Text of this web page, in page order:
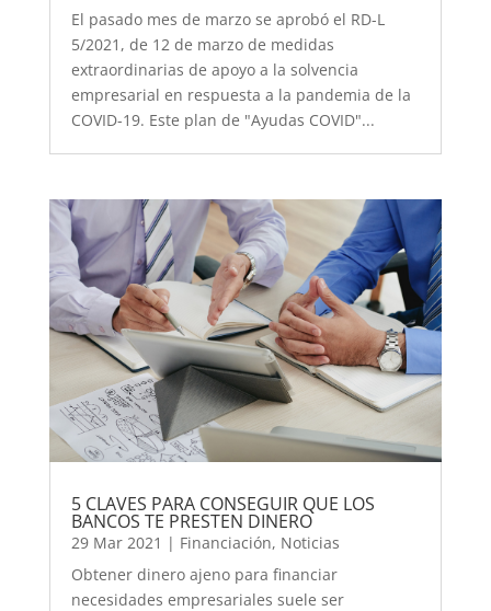
El pasado mes de marzo se aprobó el RD-L
5/2021, de 12 de marzo de medidas
extraordinarias de apoyo a la solvencia
empresarial en respuesta a la pandemia de la
COVID-19. Este plan de "Ayudas COVID"...
5 CLAVES PARA CONSEGUIR QUE LOS
BANCOS TE PRESTEN DINERO
29 Mar 2021 | Financiación, Noticias
Obtener dinero ajeno para financiar
necesidades empresariales suele ser